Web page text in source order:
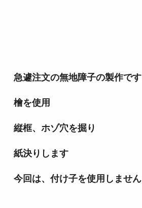
急遽注文の無地障子の製作です
檜を使用
縦框、ホゾ穴を掘り
紙決りします
今回は、付け子を使用しません